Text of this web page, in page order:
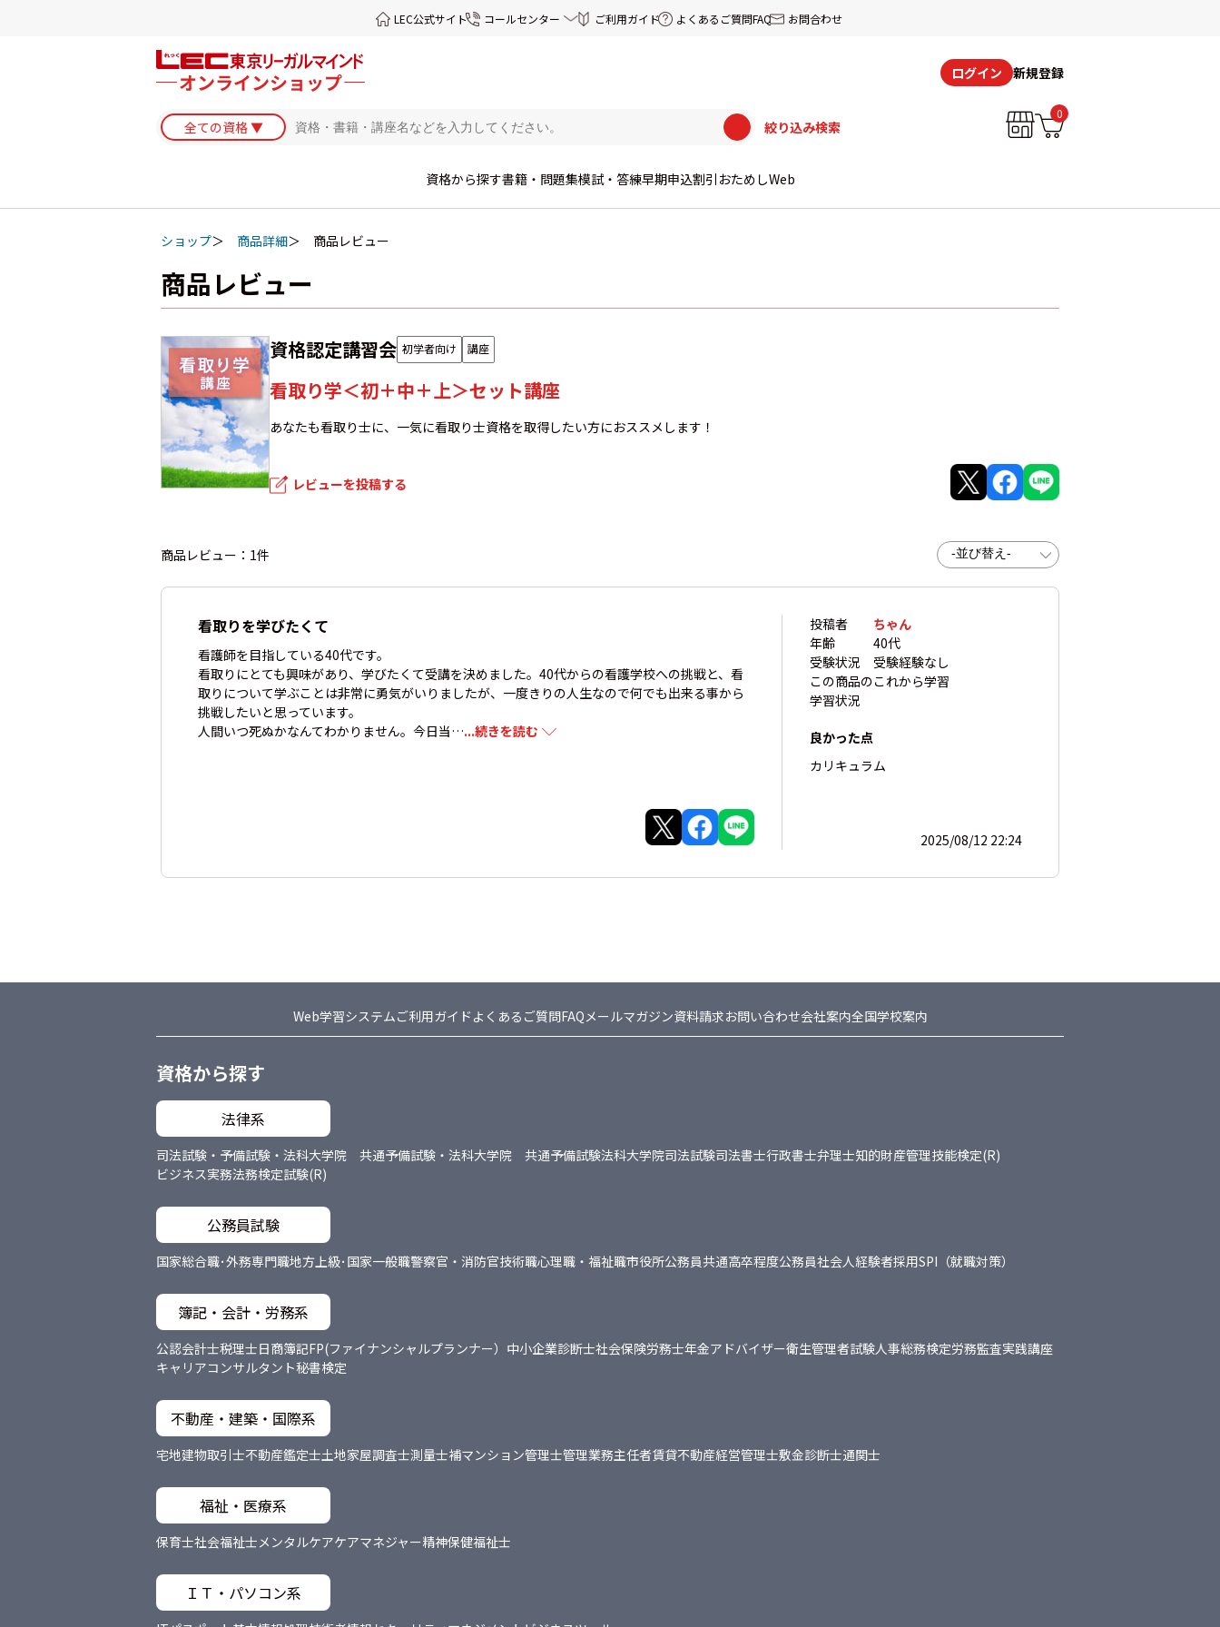
LEC公式サイト コールセンター ご利用ガイド よくあるご質問FAQ お問合わせ
ログイン 新規登録
絞り込み検索
0
資格から探す書籍・問題集模試・答練早期申込割引 おためしWeb
ショップ 商品詳細 商品レビュー
商品レビュー
資格認定講習会 初学者向け 講座
看取り学＜初＋中＋上＞セット講座
あなたも看取り士に、一気に看取り士資格を取得したい方におススメします！
レビューを投稿する
商品レビュー：1件
看取りを学びたくて
看護師を目指している40代です。
看取りにとても興味があり、学びたくて受講を決めました。40代からの看護学校への挑戦と、看
取りについて学ぶことは非常に勇気がいりましたが、一度きりの人生なので何でも出来る事から
挑戦したいと思っています。
人間いつ死ぬかなんてわかりません。今日当…...続きを読む
投稿者
ちゃん
年齢
40代
受験状況
受験経験なし
この商品の
学習状況
これから学習
良かった点
カリキュラム
2025/08/12 22:24
Web学習システムご利用ガイド よくあるご質問FAQメールマガジン資料請求お問い合わせ会社案内全国学校案内
資格から探す
法律系
司法試験・予備試験・法科大学院 共通予備試験・法科大学院 共通予備試験法科大学院司法試験司法書士行政書士弁理士知的財産管理技能検定(R)
ビジネス実務法務検定試験(R)
公務員試験
国家総合職･外務専門職地方上級･国家一般職警察官・消防官技術職心理職・福祉職市役所公務員共通高卒程度公務員社会人経験者採用SPI（就職対策）
簿記・会計・労務系
公認会計士税理士日商簿記FP(ファイナンシャルプランナー） 中小企業診断士社会保険労務士年金アドバイザー衛生管理者試験人事総務検定労務監査実践講座
キャリアコンサルタント秘書検定
不動産・建築・国際系
宅地建物取引士不動産鑑定士土地家屋調査士測量士補マンション管理士管理業務主任者賃貸不動産経営管理士敷金診断士通関士
福祉・医療系
保育士社会福祉士メンタルケアケアマネジャー精神保健福祉士
ＩＴ・パソコン系